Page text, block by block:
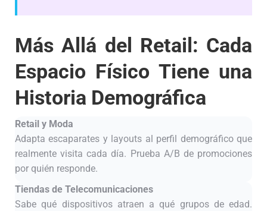
Más Allá del Retail: Cada
Espacio Físico Tiene una
Historia Demográfica
Retail y Moda
Adapta escaparates y layouts al perfil demográfico que
realmente visita cada día. Prueba A/B de promociones
por quién responde.
Tiendas de Telecomunicaciones
Sabe qué dispositivos atraen a qué grupos de edad.